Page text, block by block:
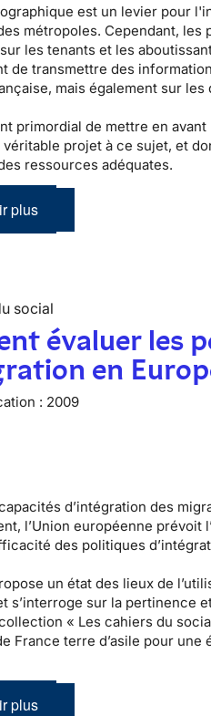
est un levier pour
métropoles. Cependant,
les tenants et les
de transmettre des
mais également sur
primordial de mettre en
projet à ce sujet, et
ressources adéquates.
plus
social
évaluer les
en
: 2009
d’intégration des
l’Union européenne prévoit
des politiques
un état des lieux de
s’interroge sur la pertinence
« Les cahiers du
France terre d’asile pour une
plus